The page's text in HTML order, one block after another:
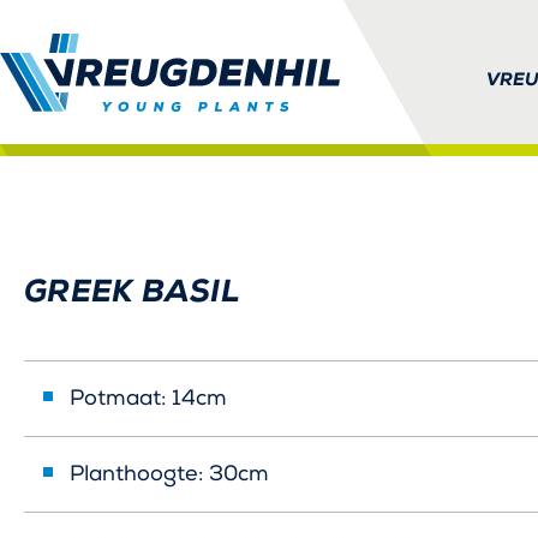
GREEK BASIL
Potmaat: 14cm
Planthoogte: 30cm